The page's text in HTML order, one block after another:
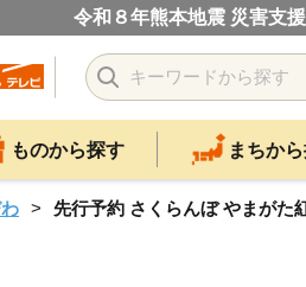
令和８年熊本地震 災害支
ものから探す まちか
先行予約 さくらんぼ やまがた